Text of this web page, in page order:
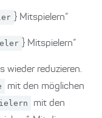
} Mitspielern“
} Mitspielern“
wieder reduzieren.
mit den möglichen
mit den